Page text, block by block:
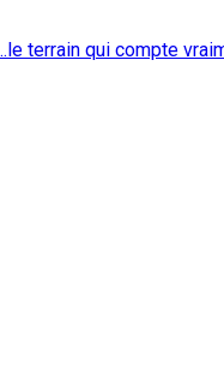
terrain qui compte